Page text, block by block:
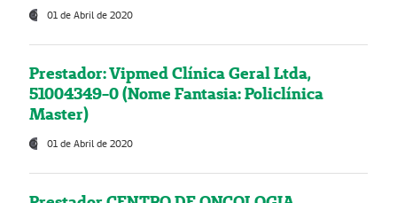
01 de Abril de 2020
Prestador: Vipmed Clínica Geral Ltda,
51004349-0 (Nome Fantasia: Policlínica
Master)
01 de Abril de 2020